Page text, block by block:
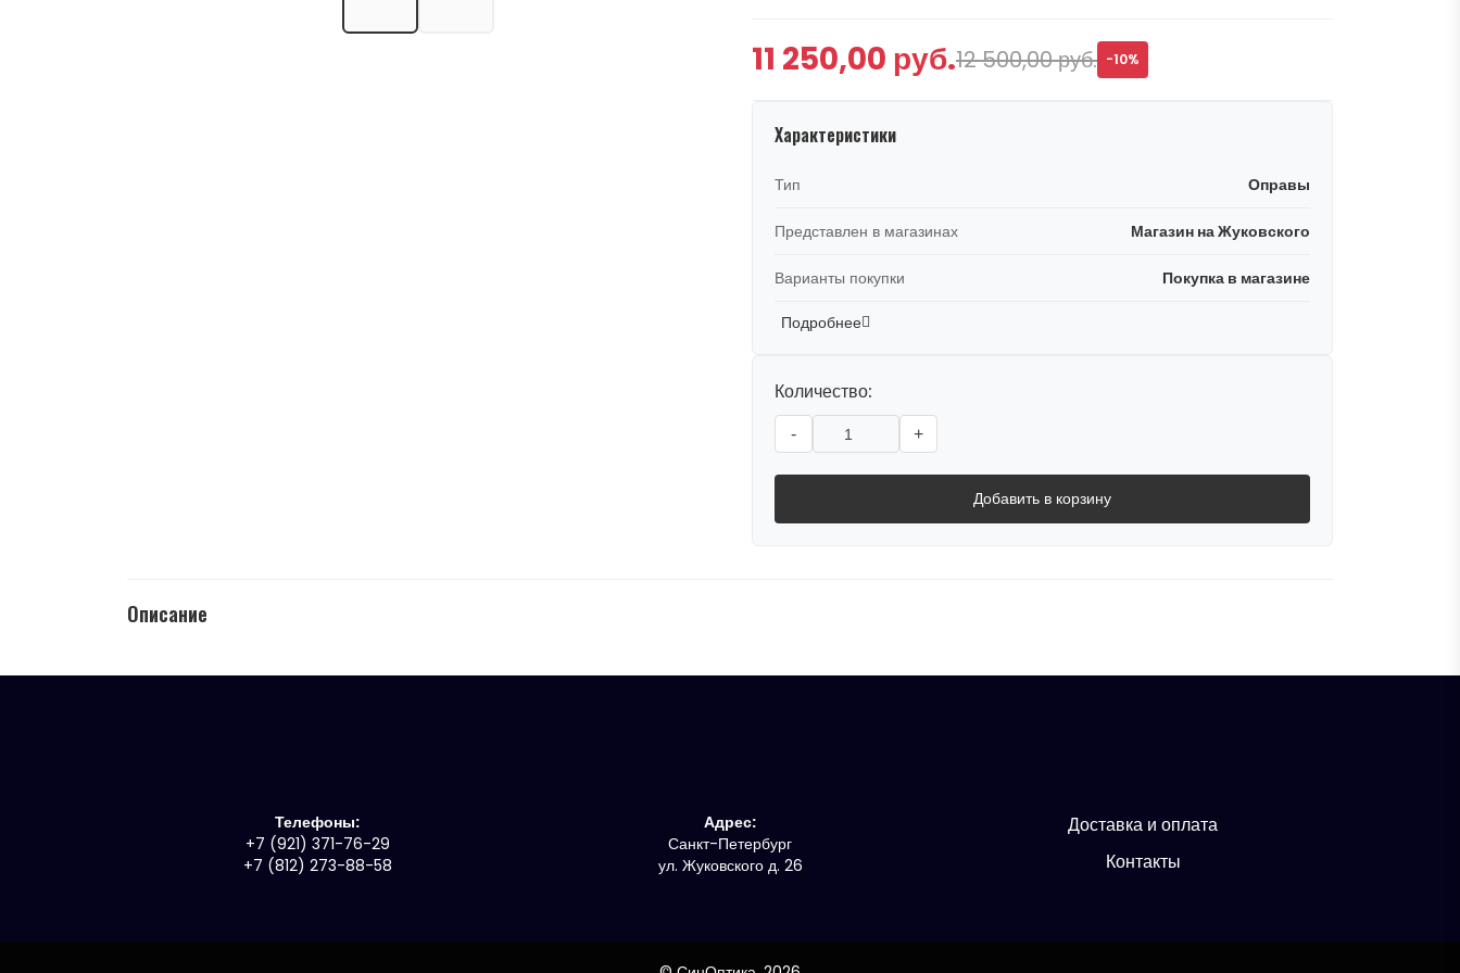
11 250,00 руб.12 500,00 руб. -10%
Характеристики
Тип Оправы
Представлен в магазинах Магазин на Жуковского
Варианты покупки Покупка в магазине
Подробнее
Количество:
- +
Добавить в корзину
Описание
Телефоны:
+7 (921) 371-76-29
+7 (812) 273-88-58
Адрес:
Санкт-Петербург
ул. Жуковского д. 26
Доставка и оплата
Контакты